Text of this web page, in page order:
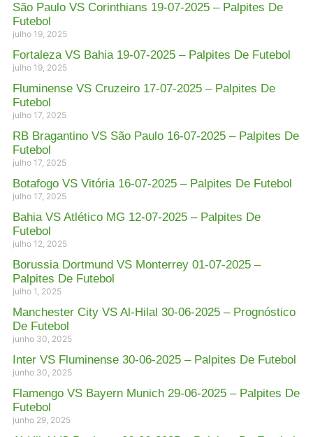
São Paulo VS Corinthians 19-07-2025 – Palpites De
Futebol
julho 19, 2025
Fortaleza VS Bahia 19-07-2025 – Palpites De Futebol
julho 19, 2025
Fluminense VS Cruzeiro 17-07-2025 – Palpites De
Futebol
julho 17, 2025
RB Bragantino VS São Paulo 16-07-2025 – Palpites De
Futebol
julho 17, 2025
Botafogo VS Vitória 16-07-2025 – Palpites De Futebol
julho 17, 2025
Bahia VS Atlético MG 12-07-2025 – Palpites De
Futebol
julho 12, 2025
Borussia Dortmund VS Monterrey 01-07-2025 –
Palpites De Futebol
julho 1, 2025
Manchester City VS Al-Hilal 30-06-2025 – Prognóstico
De Futebol
junho 30, 2025
Inter VS Fluminense 30-06-2025 – Palpites De Futebol
junho 30, 2025
Flamengo VS Bayern Munich 29-06-2025 – Palpites De
Futebol
junho 29, 2025